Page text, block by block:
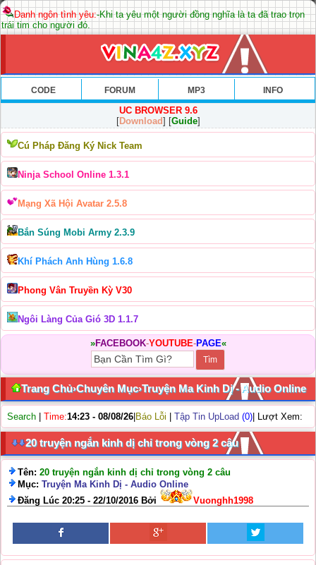
Danh ngôn tình yêu:-Khi ta yêu một người đồng nghĩa là ta đã trao trọn
trái tim cho người đó.
CODE FORUM MP3 INFO
UC BROWSER 9.6
[Download] [Guide]
Cú Pháp Đăng Ký Nick Team
Ninja School Online 1.3.1
Mạng Xã Hội Avatar 2.5.8
Bắn Súng Mobi Army 2.3.9
Khí Phách Anh Hùng 1.6.8
Phong Vân Truyền Kỳ V30
Ngôi Làng Của Gió 3D 1.1.7
»FACEBOOK-YOUTUBE-PAGE«
Trang Chủ›Chuyên Mục›Truyện Ma Kinh Dị - Audio Online
Search Time:14:23 - 08/08/26 Báo Lỗi Tập Tin UpLoad (0) | Lượt Xem:
20 truyện ngắn kinh dị chỉ trong vòng 2 câu
Tên: 20 truyện ngắn kinh dị chỉ trong vòng 2 câu
Mục: Truyện Ma Kinh Dị - Audio Online
Đăng Lúc 20:25 - 22/10/2016 Bởi
Vuonghh1998